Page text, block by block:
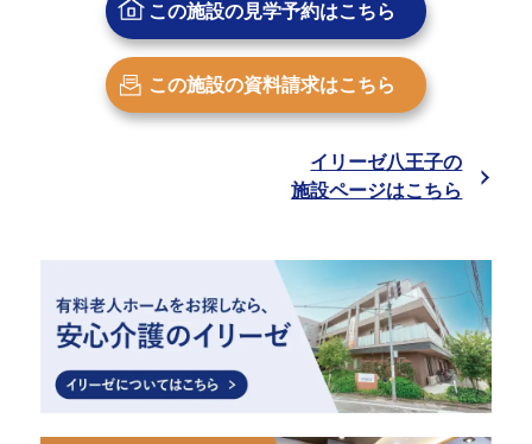
この施設の見学予約はこちら
この施設の資料請求はこちら
イリーゼ八王子の
施設ページはこちら